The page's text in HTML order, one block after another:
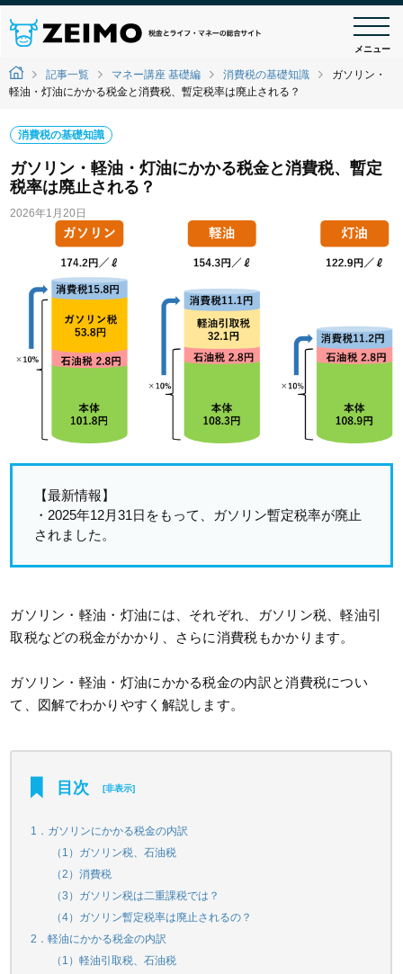
メニュー
記事一覧 マネー講座 基礎編 消費税の基礎知識
ガソリン・
軽油・灯油にかかる税金と消費税、暫定税率は廃止される？
消費税の基礎知識
ガソリン・軽油・灯油にかかる税金と消費税、暫定
税率は廃止される？
2026年1月20日
【最新情報】
・2025年12月31日をもって、ガソリン暫定税率が廃止
されました。
ガソリン・軽油・灯油には、それぞれ、ガソリン税、軽油引
取税などの税金がかかり、さらに消費税もかかります。
ガソリン・軽油・灯油にかかる税金の内訳と消費税につい
て、図解でわかりやすく解説します。
目次 [非表示]
1．ガソリンにかかる税金の内訳
（1）ガソリン税、石油税
（2）消費税
（3）ガソリン税は二重課税では？
（4）ガソリン暫定税率は廃止されるの？
2．軽油にかかる税金の内訳
（1）軽油引取税、石油税